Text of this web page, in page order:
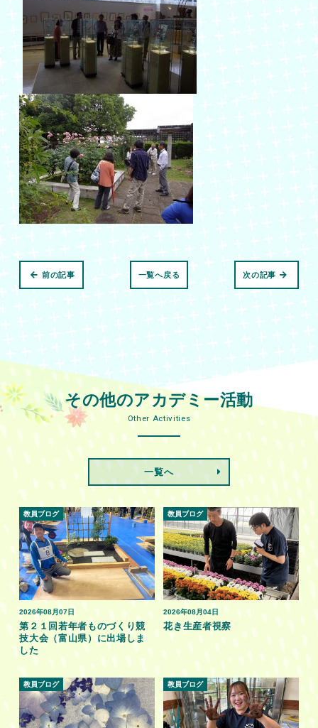
次の記事
一覧へ戻る
前の記事
その他のアカデミー活動
Other Activities
一覧へ
2026年08月07日
教員ブログ
第２１回若年者ものづくり競
技大会（富山県）に出場しま
した
2026年08月04日
教員ブログ
花き生産者視察
教員ブログ 教員ブログ